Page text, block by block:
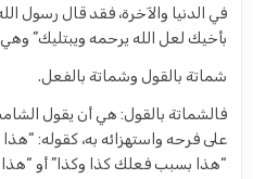
في الدنيا والآخرة، فقد قال رسول
بأخيك لعل الله يرحمه ويبتليك” وهي
شماتة بالقول وشماتة بالفعل.
فالشماتة بالقول: هي أن يقول
على فرحه واستهزائه به، كقوله:
“هذا بسبب فعلك كذا وكذا” أو